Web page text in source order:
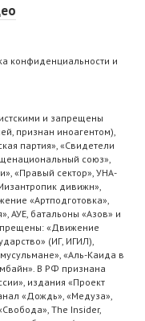
конфиденциальности и
и запрещены
признан иноагентом),
партия», «Свидетели
союз»,
«Правый сектор», УНА-
дивижн»,
«Артподготовка»,
АУЕ, батальоны «Азов» и
«Движение
(ИГ, ИГИЛ),
«Аль-Каида в
В РФ признана
издания «Проект
«Дождь», «Медуза»,
The Insider,